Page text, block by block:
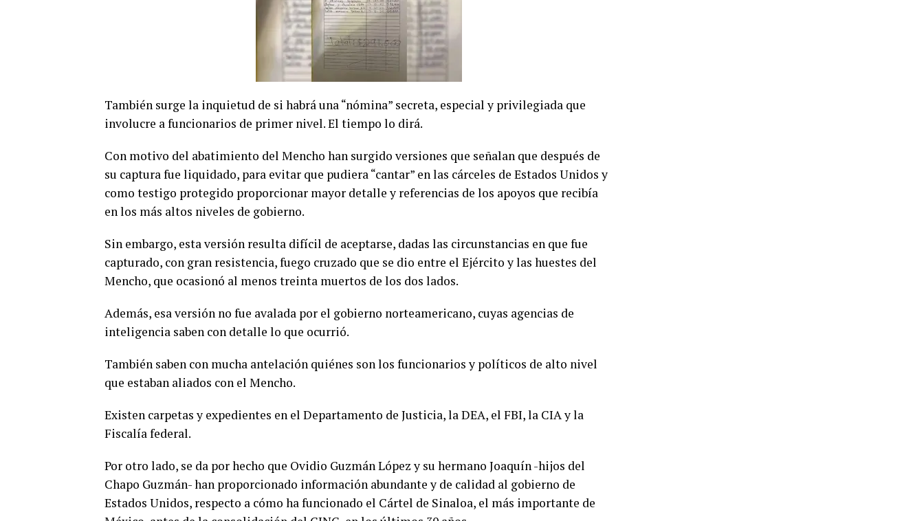
También surge la inquietud de si habrá una “nómina” secreta, especial y privilegiada que
involucre a funcionarios de primer nivel. El tiempo lo dirá.
Con motivo del abatimiento del Mencho han surgido versiones que señalan que después de
su captura fue liquidado, para evitar que pudiera “cantar” en las cárceles de Estados Unidos y
como testigo protegido proporcionar mayor detalle y referencias de los apoyos que recibía
en los más altos niveles de gobierno.
Sin embargo, esta versión resulta difícil de aceptarse, dadas las circunstancias en que fue
capturado, con gran resistencia, fuego cruzado que se dio entre el Ejército y las huestes del
Mencho, que ocasionó al menos treinta muertos de los dos lados.
Además, esa versión no fue avalada por el gobierno norteamericano, cuyas agencias de
inteligencia saben con detalle lo que ocurrió.
También saben con mucha antelación quiénes son los funcionarios y políticos de alto nivel
que estaban aliados con el Mencho.
Existen carpetas y expedientes en el Departamento de Justicia, la DEA, el FBI, la CIA y la
Fiscalía federal.
Por otro lado, se da por hecho que Ovidio Guzmán López y su hermano Joaquín -hijos del
Chapo Guzmán- han proporcionado información abundante y de calidad al gobierno de
Estados Unidos, respecto a cómo ha funcionado el Cártel de Sinaloa, el más importante de